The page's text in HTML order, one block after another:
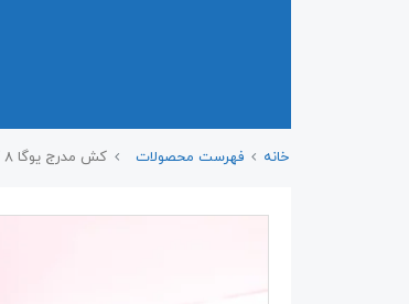
خانه فهرست محصولات کش مدرج یوگا ۸ کاره خارجی